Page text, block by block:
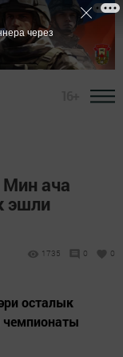
ача
эшли
1735 0 0
осталык
чемпионаты
через